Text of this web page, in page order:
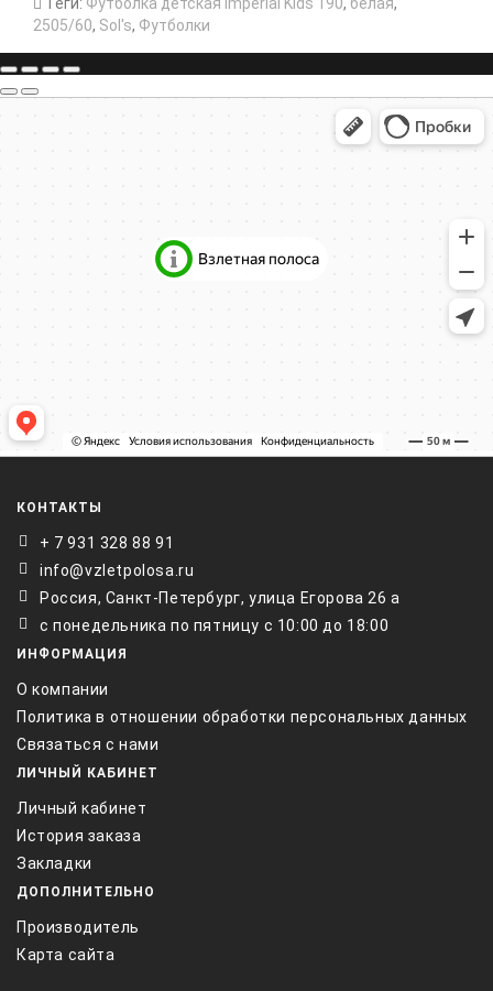
2505/60, Sol's, Футболки
КОНТАКТЫ
+ 7 931 328 88 91
info@vzletpolosa.ru
Россия, Санкт-Петербург, улица Егорова 26 а
с понедельника по пятницу с 10:00 до 18:00
ИНФОРМАЦИЯ
О компании
Политика в отношении обработки персональных данных
Связаться с нами
ЛИЧНЫЙ КАБИНЕТ
Личный кабинет
История заказа
Закладки
ДОПОЛНИТЕЛЬНО
Производитель
Карта сайта